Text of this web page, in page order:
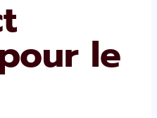
le